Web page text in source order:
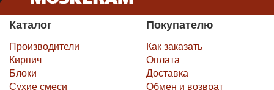
Каталог
Производители
Кирпич
Блоки
Сухие смеси
Покупателю
Как заказать
Оплата
Доставка
Обмен и возврат